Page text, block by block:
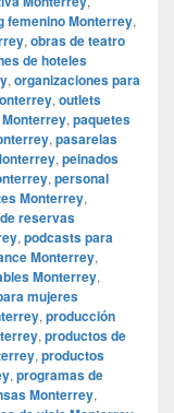
femenino Monterrey,
, obras de teatro
de hoteles
, organizaciones para
, outlets
, paquetes
, pasarelas
, peinados
, personal
Monterrey,
reservas
, podcasts para
Monterrey,
Monterrey,
mujeres
, producción
, productos de
, productos
, programas de
Monterrey,